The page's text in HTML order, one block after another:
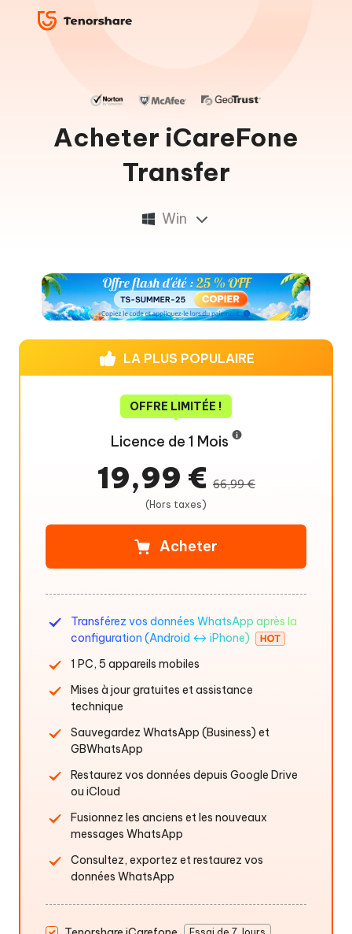
Acheter iCareFone
Transfer
Win
LA PLUS POPULAIRE
OFFRE LIMITÉE !
Licence de 1 Mois
19,99 € 66,99 €
(Hors taxes)
Acheter
Transférez vos données WhatsApp après la
configuration (Android ↔ iPhone)
1 PC, 5 appareils mobiles
Mises à jour gratuites et assistance
technique
Sauvegardez WhatsApp (Business) et
GBWhatsApp
Restaurez vos données depuis Google Drive
ou iCloud
Fusionnez les anciens et les nouveaux
messages WhatsApp
Consultez, exportez et restaurez vos
données WhatsApp